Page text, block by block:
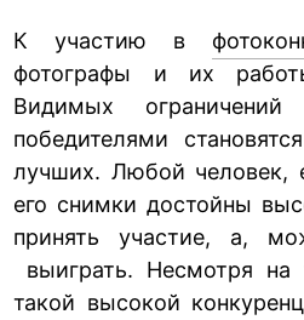
К участию в
фотографы и их
Видимых
победителями
лучших. Любой человек,
его снимки достойны
принять участие, а,
выиграть. Несмотря
такой высокой